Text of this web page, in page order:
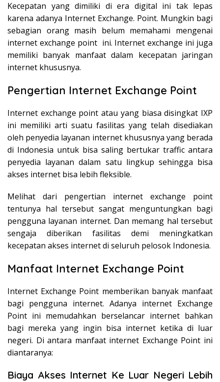
Kecepatan yang dimiliki di era digital ini tak lepas
karena adanya Internet Exchange. Point. Mungkin bagi
sebagian orang masih belum memahami mengenai
internet exchange point ini. Internet exchange ini juga
memiliki banyak manfaat dalam kecepatan jaringan
internet khususnya.
Pengertian Internet Exchange Point
Internet exchange point atau yang biasa disingkat IXP
ini memiliki arti suatu fasilitas yang telah disediakan
oleh penyedia layanan internet khususnya yang berada
di Indonesia untuk bisa saling bertukar traffic antara
penyedia layanan dalam satu lingkup sehingga bisa
akses internet bisa lebih fleksible.
Melihat dari pengertian internet exchange point
tentunya hal tersebut sangat menguntungkan bagi
pengguna layanan internet. Dan memang hal tersebut
sengaja diberikan fasilitas demi meningkatkan
kecepatan akses internet di seluruh pelosok Indonesia.
Manfaat Internet Exchange Point
Internet Exchange Point memberikan banyak manfaat
bagi pengguna internet. Adanya internet Exchange
Point ini memudahkan berselancar internet bahkan
bagi mereka yang ingin bisa internet ketika di luar
negeri. Di antara manfaat internet Exchange Point ini
diantaranya:
Biaya Akses Internet Ke Luar Negeri Lebih